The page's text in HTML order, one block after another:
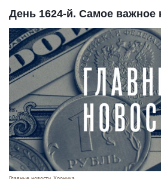
День 1624-й. Самое важное